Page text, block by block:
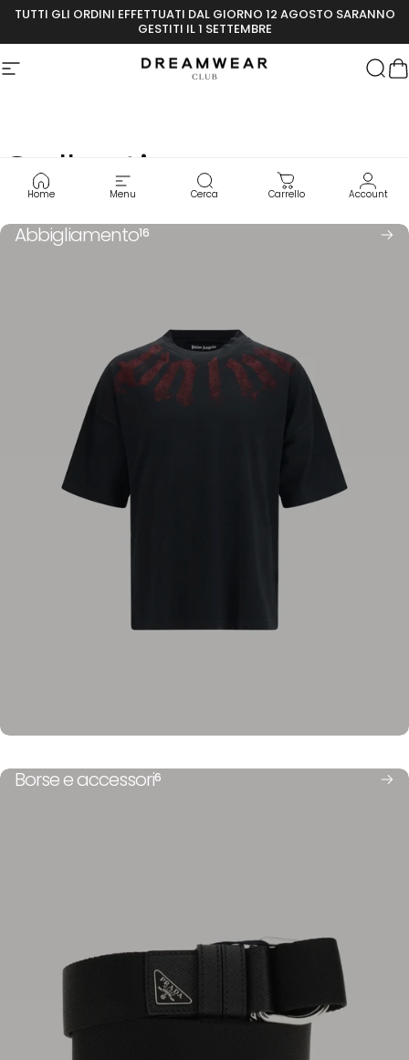
Skip to content
TUTTI GLI ORDINI EFFETTUATI DAL GIORNO 12 AGOSTO SARANNO
GESTITI IL 1 SETTEMBRE
Site navigation Dreamwear Club
Home Menu Cerca Carrello Account
Collections
Abbigliamento16
Borse
Borse e accessori6